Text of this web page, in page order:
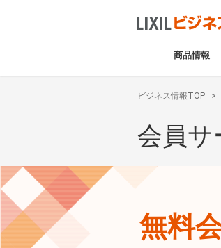
商品情報
ビジネス情報TOP
会員サ
無料